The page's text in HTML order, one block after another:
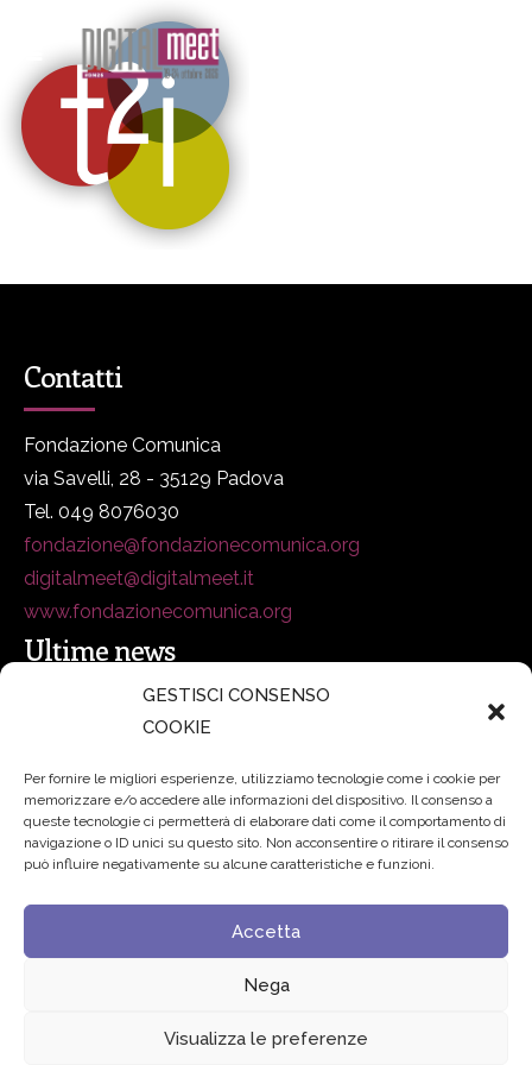
GESTISCI CONSENSO
COOKIE
Per fornire le migliori esperienze, utilizziamo tecnologie come i cookie per
memorizzare e/o accedere alle informazioni del dispositivo. Il consenso a
queste tecnologie ci permetterà di elaborare dati come il comportamento di
navigazione o ID unici su questo sito. Non acconsentire o ritirare il consenso
può influire negativamente su alcune caratteristiche e funzioni.
Accetta
Nega
Visualizza le preferenze
Contatti
Fondazione Comunica
via Savelli, 28 - 35129 Padova
Tel. 049 8076030
fondazione@fondazionecomunica.org
digitalmeet@digitalmeet.it
www.fondazionecomunica.org
Ultime news
secsolutionforum 2026: è Bologna la nuova capitale
Padre Benanti: «Intelligenza artificiale? Contro i nuovi
algoritmi del potere serve una governance condivisa»
Edvance – Digital Education Hub Higher Education